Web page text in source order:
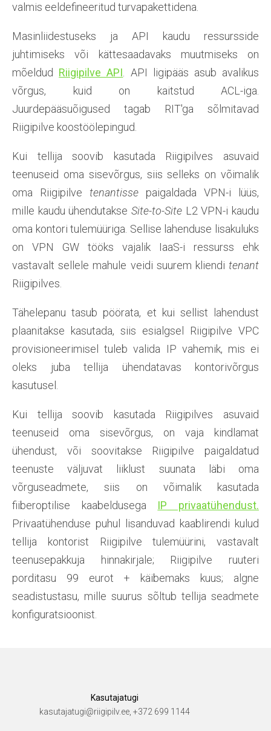
valmis eeldefineeritud turvapakettidena.
Masinliidestuseks ja API kaudu ressursside
juhtimiseks või kättesaadavaks muutmiseks on
mõeldud Riigipilve API. API ligipääs asub avalikus
võrgus, kuid on kaitstud ACL-iga.
Juurdepääsuõigused tagab RIT'ga sõlmitavad
Riigipilve koostöölepingud.
Kui tellija soovib kasutada Riigipilves asuvaid
teenuseid oma sisevõrgus, siis selleks on võimalik
oma Riigipilve tenantisse paigaldada VPN-i lüüs,
mille kaudu ühendutakse Site-to-Site L2 VPN-i kaudu
oma kontori tulemüüriga. Sellise lahenduse lisakuluks
on VPN GW tööks vajalik IaaS-i ressurss ehk
vastavalt sellele mahule veidi suurem kliendi tenant
Riigipilves.
Tähelepanu tasub pöörata, et kui sellist lahendust
plaanitakse kasutada, siis esialgsel Riigipilve VPC
provisioneerimisel tuleb valida IP vahemik, mis ei
oleks juba tellija ühendatavas kontorivõrgus
kasutusel.
Kui tellija soovib kasutada Riigipilves asuvaid
teenuseid oma sisevõrgus, on vaja kindlamat
ühendust, või soovitakse Riigipilve paigaldatud
teenuste väljuvat liiklust suunata läbi oma
võrguseadmete, siis on võimalik kasutada
fiiberoptilise kaabeldusega IP privaatühendust.
Privaatühenduse puhul lisanduvad kaablirendi kulud
tellija kontorist Riigipilve tulemüürini, vastavalt
teenusepakkuja hinnakirjale; Riigipilve ruuteri
porditasu 99 eurot + käibemaks kuus; algne
seadistustasu, mille suurus sõltub tellija seadmete
konfiguratsioonist.
Kasutajatugi
kasutajatugi@riigipilv.ee, +372 699 1144